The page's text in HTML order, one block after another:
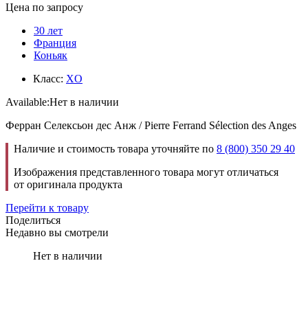
Цена по запросу
30 лет
Франция
Коньяк
Класс: XO
Available:Нет в наличии
Ферран Селексьон дес Анж / Pierre Ferrand Sélection des Anges
Наличие и стоимость товара уточняйте по 8 (800) 350 29 40
Изображения представленного товара могут отличаться
от оригинала продукта
Перейти к товару
Поделиться
Недавно вы смотрели
Нет в наличии